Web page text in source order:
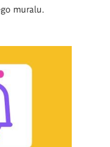
muralu.